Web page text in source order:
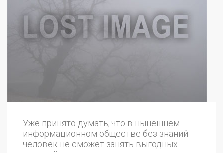
Уже принято думать, что в нынешнем
информационном обществе без знаний
человек не сможет занять выгодных